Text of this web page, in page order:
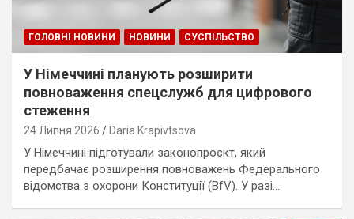
ГОЛОВНІ НОВИНИ НОВИНИ СУСПІЛЬСТВО
У Німеччині планують розширити
повноваження спецслужб для цифрового
стеження
24 Липня 2026 Daria Krapivtsova
У Німеччині підготували законопроєкт, який
передбачає розширення повноважень Федерального
відомства з охорони Конституції (BfV). У разі…